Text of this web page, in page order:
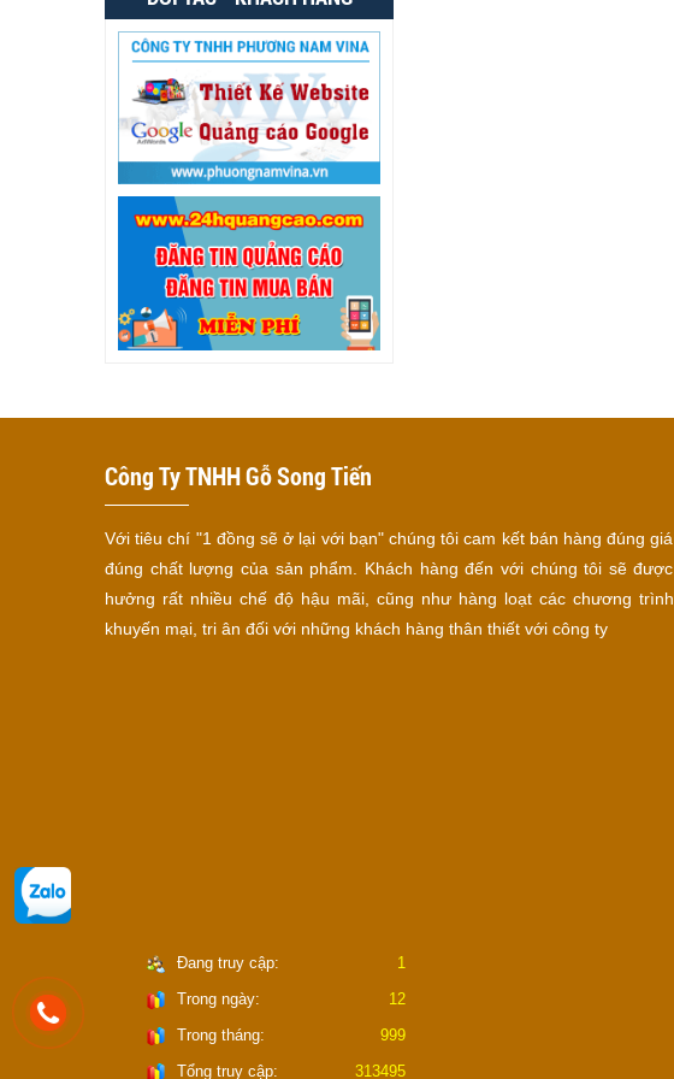
Công Ty TNHH Gỗ Song Tiến
Với tiêu chí "1 đồng sẽ ở lại với bạn" chúng tôi cam kết bán hàng đúng giá
đúng chất lượng của sản phẩm. Khách hàng đến với chúng tôi sẽ được
hưởng rất nhiều chế độ hậu mãi, cũng như hàng loạt các chương trình
khuyến mại, tri ân đối với những khách hàng thân thiết với công ty
Đang truy cập:
1
Trong ngày:
12
Trong tháng:
999
Tổng truy cập:
313495